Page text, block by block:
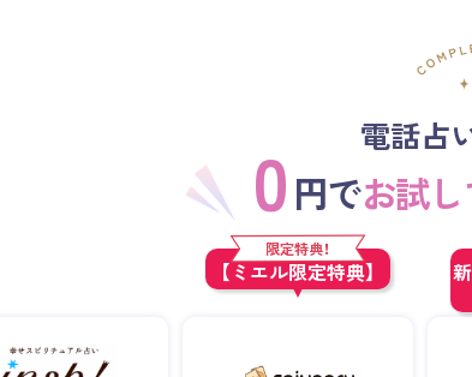
電話占
0 円でお試
限定特典！
【ミエル限定特典】